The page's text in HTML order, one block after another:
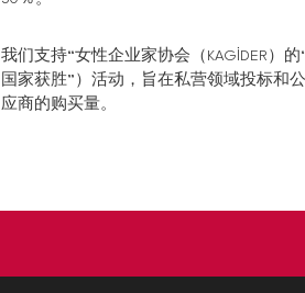
我们支持“女性企业家协会（KAGİDER）
国家获胜”）活动，旨在私营领域投标和
应商的购买量。